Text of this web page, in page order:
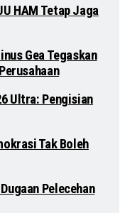
HAM Tetap Jaga
Gea Tegaskan
Ultra: Pengisian
Tak Boleh
Pelecehan